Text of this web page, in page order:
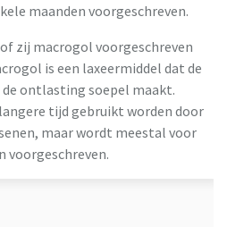
maanden voorgeschreven.
zij macrogol voorgeschreven
is een laxeermiddel dat de
ontlasting soepel maakt.
tijd gebruikt worden door
maar wordt meestal voor
voorgeschreven.